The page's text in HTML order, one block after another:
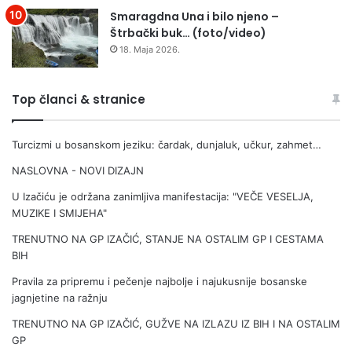
Smaragdna Una i bilo njeno –
Štrbački buk… (foto/video)
18. Maja 2026.
Top članci & stranice
Turcizmi u bosanskom jeziku: čardak, dunjaluk, učkur, zahmet…
NASLOVNA - NOVI DIZAJN
U Izačiću je održana zanimljiva manifestacija: "VEČE VESELJA,
MUZIKE I SMIJEHA"
TRENUTNO NA GP IZAČIĆ, STANJE NA OSTALIM GP I CESTAMA
BIH
Pravila za pripremu i pečenje najbolje i najukusnije bosanske
jagnjetine na ražnju
TRENUTNO NA GP IZAČIĆ, GUŽVE NA IZLAZU IZ BIH I NA OSTALIM
GP